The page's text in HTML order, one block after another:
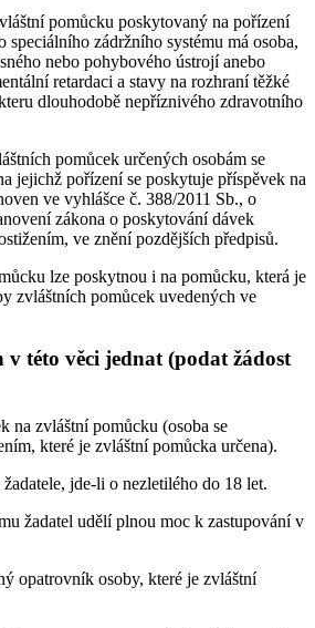
pomůcku poskytovaný na pořízení
speciálního zádržního systému má osoba,
nebo pohybového ústrojí anebo
retardaci a stavy na rozhraní těžké
dlouhodobě nepříznivého zdravotního
pomůcek určených osobám se
jejichž pořízení se poskytuje příspěvek na
ve vyhlášce č. 388/2011 Sb., o
zákona o poskytování dávek
ve znění pozdějších předpisů.
lze poskytnou i na pomůcku, která je
zvláštních pomůcek uvedených ve
této věci jednat (podat žádost
na zvláštní pomůcku (osoba se
které je zvláštní pomůcka určena).
jde-li o nezletilého do 18 let.
žadatel udělí plnou moc k zastupování v
opatrovník osoby, které je zvláštní